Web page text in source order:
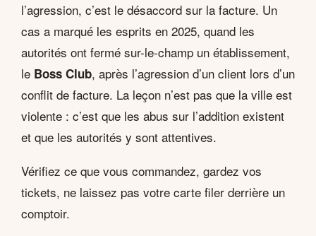
l’agression, c’est le désaccord sur la facture. Un
cas a marqué les esprits en 2025, quand les
autorités ont fermé sur-le-champ un établissement,
le Boss Club, après l’agression d’un client lors d’un
conflit de facture. La leçon n’est pas que la ville est
violente : c’est que les abus sur l’addition existent
et que les autorités y sont attentives.
Vérifiez ce que vous commandez, gardez vos
tickets, ne laissez pas votre carte filer derrière un
comptoir.